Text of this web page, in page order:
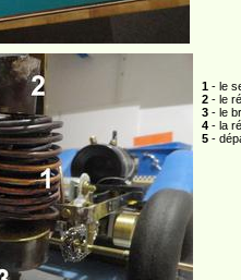
1 - le
2 - le
3 - le
4 - la
5 -